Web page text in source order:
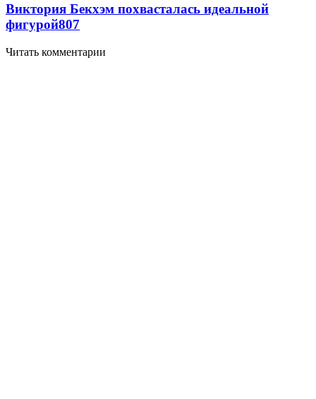
Виктория Бекхэм похвасталась идеальной
фигурой807
Читать комментарии